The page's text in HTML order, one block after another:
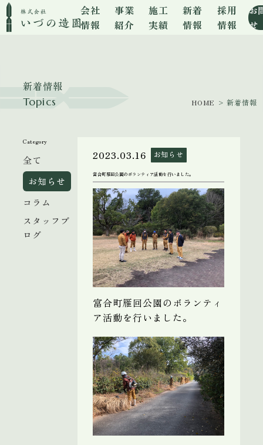
会社
情報
事業
紹介
施工
実績
新着
情報
採用
情報
お
せ
新着情報
Topics HOME > 新着情報
Category
全て
お知らせ
コラム
スタッフブ
ログ
2023.03.16 お知らせ
富合町雁回公園のボランティア活動を行いました。
富合町雁回公園のボランティ
ア活動を行いました。